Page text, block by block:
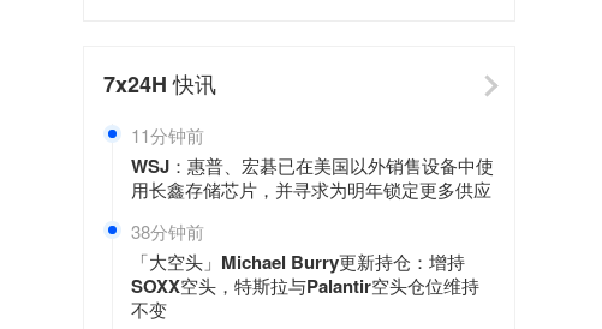
7x24H快讯
11分钟前
WSJ：惠普、宏碁已在美国以外销售设备中使
用长鑫存储芯片，并寻求为明年锁定更多供应
38分钟前
「大空头」Michael Burry更新持仓：增持
SOXX空头，特斯拉与Palantir空头仓位维持
不变